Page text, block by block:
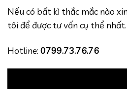
Nếu có bất kì thắc mắc nào
tôi để được tư vấn cụ thể nhất.
Hotline: 0799.73.76.76